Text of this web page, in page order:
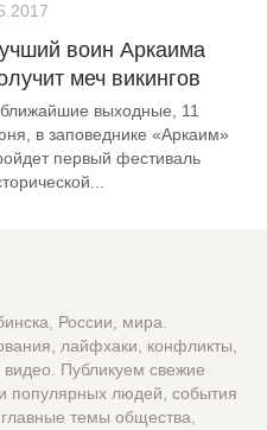
воин Аркаима
меч викингов
выходные, 11
в заповеднике «Аркаим»
первый фестиваль
России, мира.
лайфхаки, конфликты,
Публикуем свежие
популярных людей, события
темы общества,